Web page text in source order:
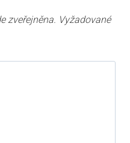
zveřejněna. Vyžadované